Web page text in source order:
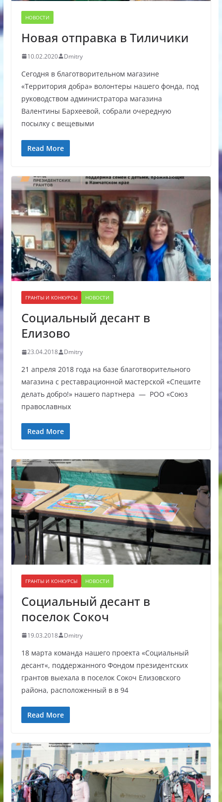
НОВОСТИ
Новая отправка в Тиличики
10.02.2020 Dmitry
Сегодня в благотворительном магазине
«Территория добра» волонтеры нашего фонда, под
руководством администратора магазина
Валентины Бархеевой, собрали очередную
посылку с вещевыми
Read More
ГРАНТЫ И КОНКУРСЫ НОВОСТИ
Социальный десант в
Елизово
23.04.2018 Dmitry
21 апреля 2018 года на базе благотворительного
магазина с реставрационной мастерской «Спешите
делать добро!» нашего партнера — РОО «Союз
православных
Read More
ГРАНТЫ И КОНКУРСЫ НОВОСТИ
Социальный десант в
поселок Сокоч
19.03.2018 Dmitry
18 марта команда нашего проекта «Социальный
десант«, поддержанного Фондом президентских
грантов выехала в поселок Сокоч Елизовского
района, расположенный в в 94
Read More